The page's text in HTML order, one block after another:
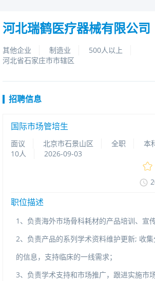
河北瑞鹤医疗器械有限公司
其他企业 制造业
500人以上
河北省石家庄市市辖区
招聘信息
国际市场管培生
面议 北京市石景山区 全职
本
10人
2026-09-03
职位描述
1、负责海外市场骨科耗材的产品培训、宣传
2、负责产品的系列学术资料维护更新;收
的信息，支持临床的一线需求；
3、负责学术支持和市场推广，跟进实施市